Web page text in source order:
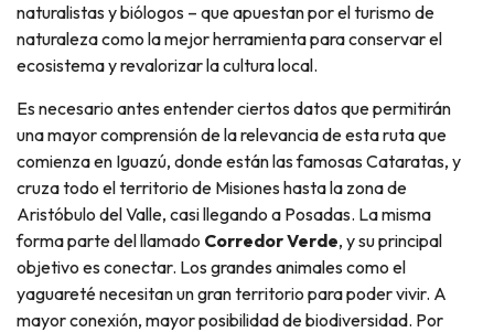
naturalistas y biólogos – que apuestan por el turismo de
naturaleza como la mejor herramienta para conservar el
ecosistema y revalorizar la cultura local.
Es necesario antes entender ciertos datos que permitirán
una mayor comprensión de la relevancia de esta ruta que
comienza en Iguazú, donde están las famosas Cataratas, y
cruza todo el territorio de Misiones hasta la zona de
Aristóbulo del Valle, casi llegando a Posadas. La misma
forma parte del llamado Corredor Verde, y su principal
objetivo es conectar. Los grandes animales como el
yaguareté necesitan un gran territorio para poder vivir. A
mayor conexión, mayor posibilidad de biodiversidad. Por